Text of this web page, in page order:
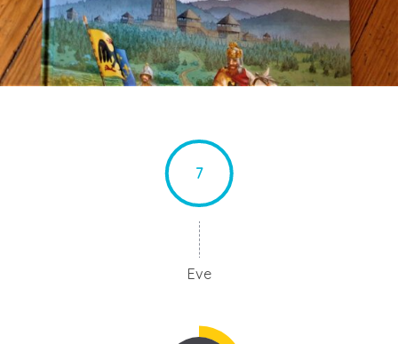
7
Eve